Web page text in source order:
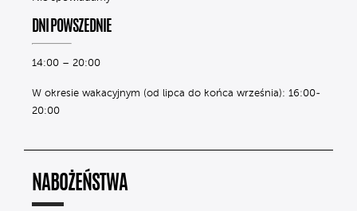
DNI POWSZEDNIE
14:00 – 20:00
W okresie wakacyjnym (od lipca do końca września): 16:00-
20:00
NABOŻEŃSTWA